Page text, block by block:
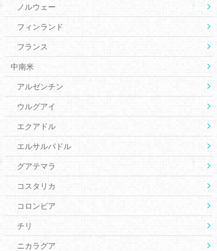
ノルウェー
フィンランド
フランス
中南米
アルゼンチン
ウルグアイ
エクアドル
エルサルバドル
グアテマラ
コスタリカ
コロンビア
チリ
ニカラグア